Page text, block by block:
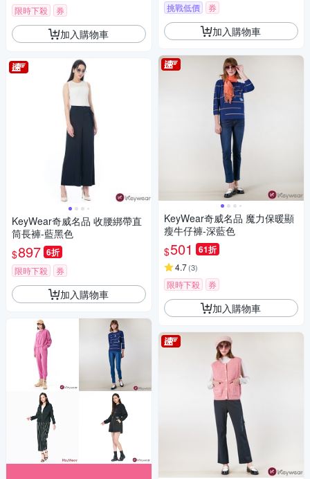
限時下殺 券
加入購物車
KeyWear奇威名品 收腰綁帶直
筒長褲-藍黑色
$897 6折
限時下殺 券
加入購物車
挑戰低價 券
加入購物車
KeyWear奇威名品 魔力保暖顯
瘦牛仔褲-深藍色
$501 61折
4.7(3)
限時下殺 券
加入購物車